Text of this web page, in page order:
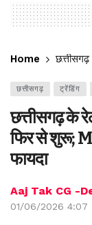
Home
छत्तीसगढ़ ट्रेंडिंग
छत्तीसगढ़ के
फिर से शुरू;
फायदा
Aaj Tak CG -
01/06/2026 4:07